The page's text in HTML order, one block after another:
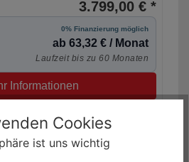
3.799,00 € *
0% Finanzierung möglich
ab 63,32 € / Monat
Laufzeit bis zu 60 Monaten
Informationen
Cookies
ist uns wichtig